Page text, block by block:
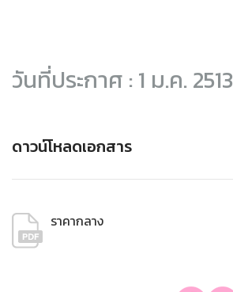
วันที่ประกาศ : 1 ม.ค. 2513
ดาวน์โหลดเอกสาร
ราคากลาง